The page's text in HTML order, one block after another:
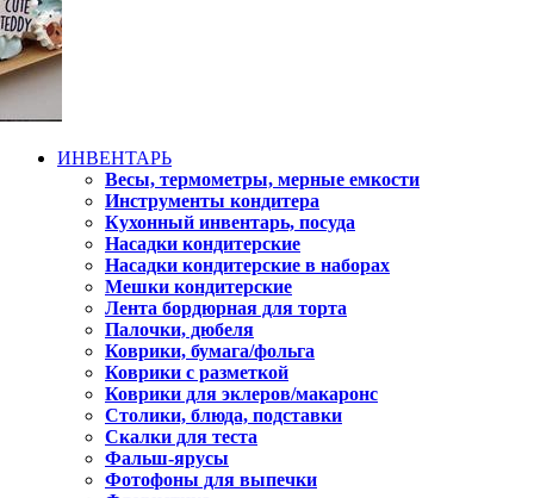
ИНВЕНТАРЬ
Весы, термометры, мерные емкости
Инструменты кондитера
Кухонный инвентарь, посуда
Насадки кондитерские
Насадки кондитерские в наборах
Мешки кондитерские
Лента бордюрная для торта
Палочки, дюбеля
Коврики, бумага/фольга
Коврики с разметкой
Коврики для эклеров/макаронс
Столики, блюда, подставки
Скалки для теста
Фальш-ярусы
Фотофоны для выпечки